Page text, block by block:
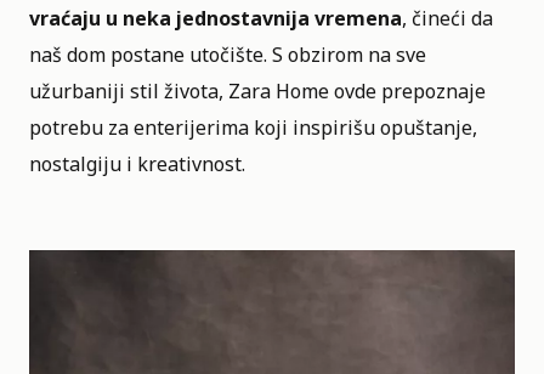
vraćaju u neka jednostavnija vremena, čineći da
naš dom postane utočište. S obzirom na sve
užurbaniji stil života, Zara Home ovde prepoznaje
potrebu za enterijerima koji inspirišu opuštanje,
nostalgiju i kreativnost.